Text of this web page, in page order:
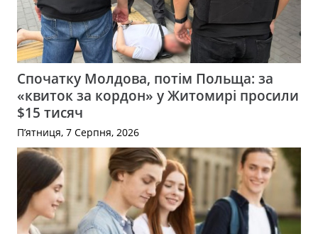
Спочатку Молдова, потім Польща: за
«квиток за кордон» у Житомирі просили
$15 тисяч
П’ятниця, 7 Серпня, 2026